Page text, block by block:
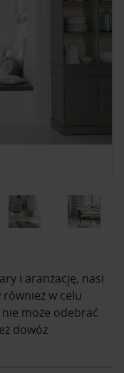
i aranżację, nasi
w celu
może odebrać
dowóz